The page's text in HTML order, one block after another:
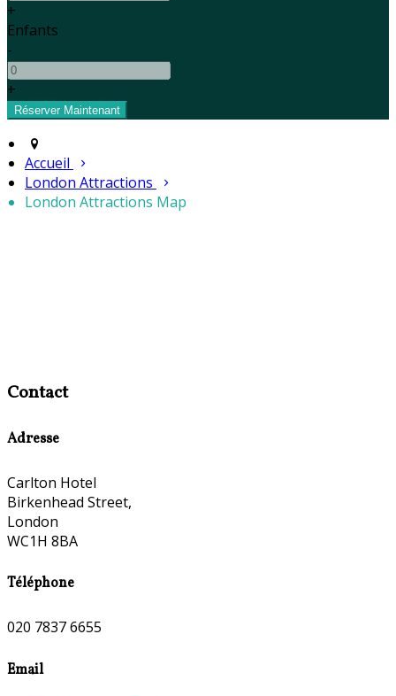
+
Enfants
-
+
Accueil
London Attractions
London Attractions Map
Contact
Adresse
Carlton Hotel
Birkenhead Street,
London
WC1H 8BA
Téléphone
020 7837 6655
Email